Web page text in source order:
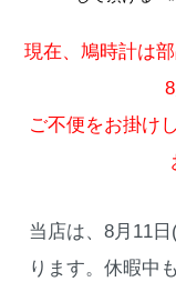
現在、鳩時計は
ご不便をお掛け
当店は、8月11
ります。休暇中